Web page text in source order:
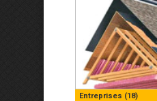
Entreprises (18)